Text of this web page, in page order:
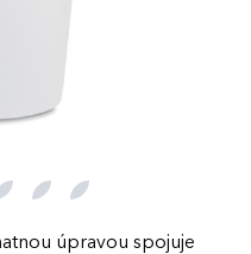
úpravou spojuje